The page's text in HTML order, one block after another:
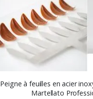
Peigne à feuilles en acier
Martellato